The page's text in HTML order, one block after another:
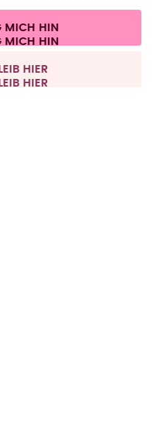
Datenschutz
und zzgl. Versandkosten.
MICH HIN
HIER